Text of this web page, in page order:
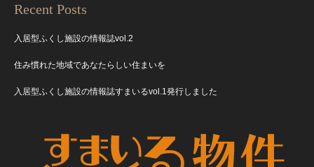
Recent Posts
入居型ふくし施設の情報誌vol.2
住み慣れた地域であなたらしい住まいを
入居型ふくし施設の情報誌すまいるvol.1発行しました